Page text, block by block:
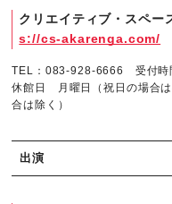
クリエイティブ・スペ
s://cs-akarenga.com/
TEL：083-928-6666 受付
休館日 月曜日（祝日の場合
合は除く）
出演